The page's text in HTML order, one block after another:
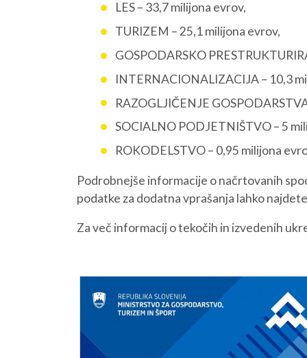
O NAS NAŠE STORITVE
LES – 33,7 milijona evrov,
TURIZEM – 25,1 milijona evrov,
GOSPODARSKO
INTERNACIONALIZACIJA – 10,3
RAZOGLJIČENJE
SOCIALNO PODJETNIŠTVO – 5
ROKODELSTVO – 0,95 milijona
Podrobnejše informacije o načrtovanih
podatke za dodatna vprašanja lahko
Za več informacij o tekočih in izvedenih